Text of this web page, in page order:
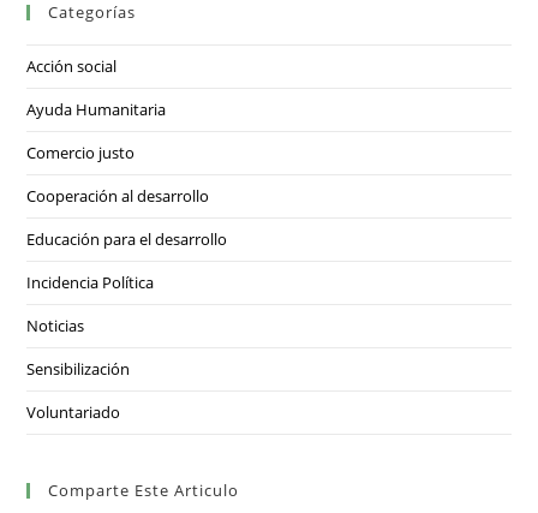
Categorías
Acción social
Ayuda Humanitaria
Comercio justo
Cooperación al desarrollo
Educación para el desarrollo
Incidencia Política
Noticias
Sensibilización
Voluntariado
Comparte Este Articulo